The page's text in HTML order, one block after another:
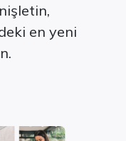
en yeni